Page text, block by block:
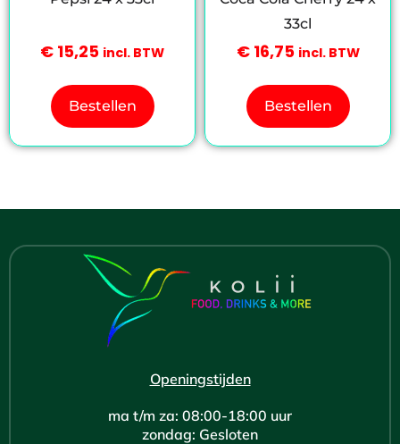
€ 15,25 incl. BTW
Bestellen
33cl
€16,75 incl. BTW
Bestellen
Openingstijden
ma t/m za: 08:00-18:00 uur
zondag: Gesloten